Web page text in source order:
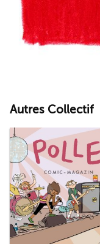
Autres Collectif